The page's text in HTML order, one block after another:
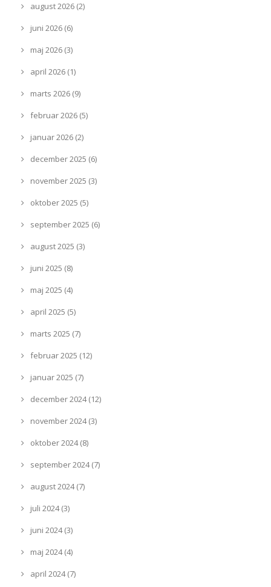
august 2026 (2)
juni 2026 (6)
maj 2026 (3)
april 2026 (1)
marts 2026 (9)
februar 2026 (5)
januar 2026 (2)
december 2025 (6)
november 2025 (3)
oktober 2025 (5)
september 2025 (6)
august 2025 (3)
juni 2025 (8)
maj 2025 (4)
april 2025 (5)
marts 2025 (7)
februar 2025 (12)
januar 2025 (7)
december 2024 (12)
november 2024 (3)
oktober 2024 (8)
september 2024 (7)
august 2024 (7)
juli 2024 (3)
juni 2024 (3)
maj 2024 (4)
april 2024 (7)